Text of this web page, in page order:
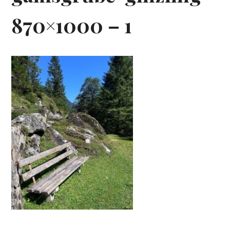
870×1000 – 1